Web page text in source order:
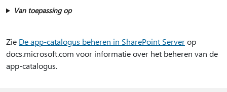
Van toepassing op
Zie De app-catalogus beheren in SharePoint Serverop
docs.microsoft.com voor informatie over het beheren van de
app-catalogus.